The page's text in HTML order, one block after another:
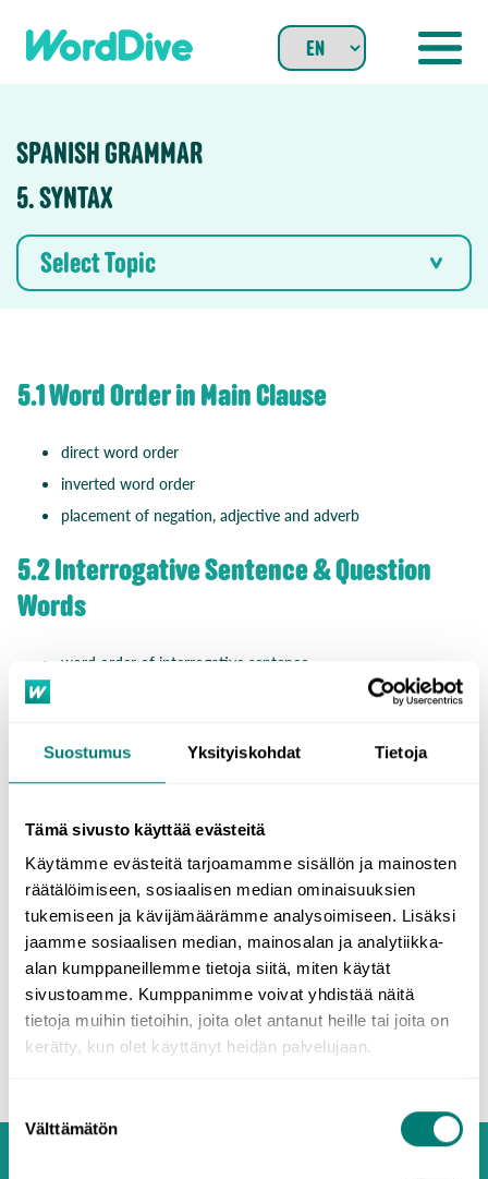
Suostumus Yksityiskohdat Tietoja
Tämä sivusto käyttää evästeitä
Käytämme evästeitä tarjoamamme sisällön ja mainosten
räätälöimiseen, sosiaalisen median ominaisuuksien
tukemiseen ja kävijämäärämme analysoimiseen. Lisäksi
jaamme sosiaalisen median, mainosalan ja analytiikka-
alan kumppaneillemme tietoja siitä, miten käytät
sivustoamme. Kumppanimme voivat yhdistää näitä
tietoja muihin tietoihin, joita olet antanut heille tai joita on
kerätty, kun olet käyttänyt heidän palvelujaan.
valinta
Välttämätön
content
SPANISH GRAMMAR
5. SYNTAX
Select Topic
5.1 Word Order in Main Clause
direct word order
inverted word order
placement of negation, adjective and adverb
5.2 Interrogative Sentence & Question
Words
word order of interrogative sentence
5.3 Subordinate Clauses
conjunctions
indirect interrogative clauses
restrictive and non-restrictive relative clauses and relative
pronouns
Beginning 5.1 Word Order in Main Clause